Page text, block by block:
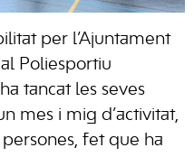
per l’Ajuntament
al Poliesportiu
tancat les seves
mes i mig d’activitat,
fet que ha